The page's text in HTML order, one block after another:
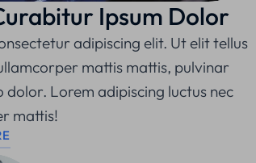
Ipsum Dolor
adipiscing elit. Ut elit tellus
mattis mattis, pulvinar
dolor. Lorem adipiscing luctus nec
mattis!